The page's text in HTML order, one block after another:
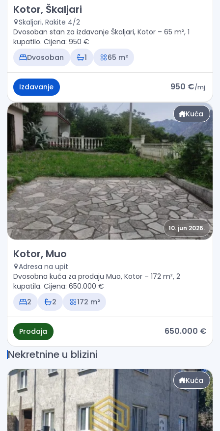
Izdavanje - Stan Kotor, Škaljari
Kotor, Škaljari
Skaljari, Rakite 4/2
Dvosoban stan za izdavanje Škaljari, Kotor – 65 m², 1
kupatilo. Cijena: 950 €
Dvosoban
1 65 m²
Izdavanje 950 €/mj.
Kuća
10. jun 2026.
Prodaja - Kuća Kotor, Muo
Kotor, Muo
Adresa na upit
Dvosobna kuća za prodaju Muo, Kotor – 172 m², 2
kupatila. Cijena: 650.000 €
2
2 172 m²
Prodaja 650.000 €
Nekretnine u blizini
Kuća